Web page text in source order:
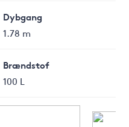
Dybgang
1.78 m
Brændstof
100 L